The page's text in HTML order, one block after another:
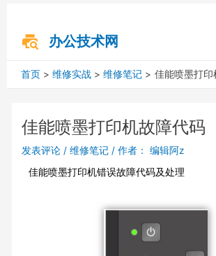
办公技术网
首页 维修实战 维修笔记 佳能喷墨打印
佳能喷墨打印机故障代码
发表评论 /维修笔记 / 作者：
编辑阿z
佳能喷墨打印机错误故障代码及处理